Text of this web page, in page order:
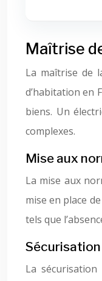
Maîtrise
La maîtrise de
d’habitation en
biens. Un
complexes.
Mise aux
La mise aux
mise en place
tels que
La